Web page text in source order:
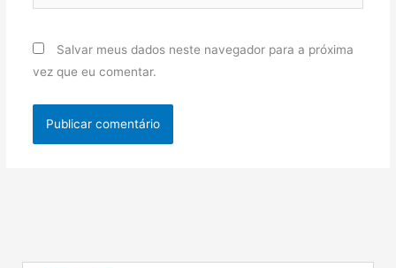
Salvar meus dados neste navegador para a próxima
vez que eu comentar.